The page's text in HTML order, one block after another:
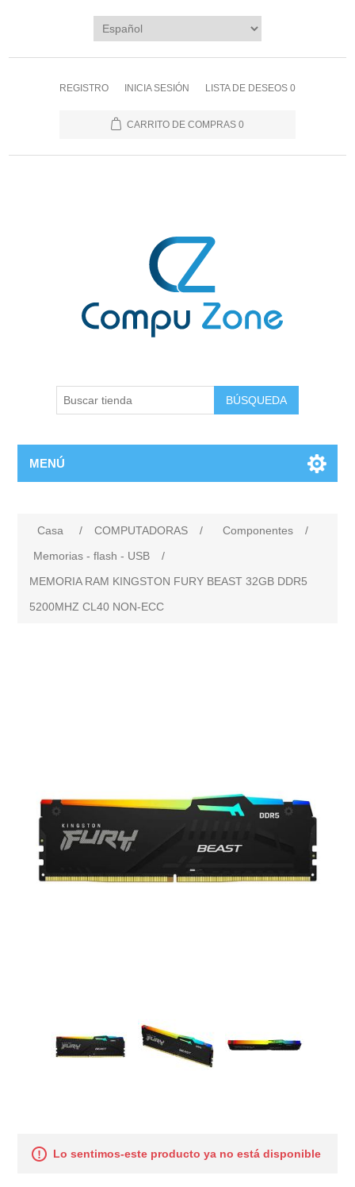
REGISTRO INICIA SESIÓN LISTA DE DESEOS 0
CARRITO DE COMPRAS 0
BÚSQUEDA
MENÚ
Casa / COMPUTADORAS / Componentes
/
Memorias - flash - USB
/
MEMORIA RAM KINGSTON FURY BEAST 32GB DDR5
5200MHZ CL40 NON-ECC
Lo sentimos-este producto ya no está disponible